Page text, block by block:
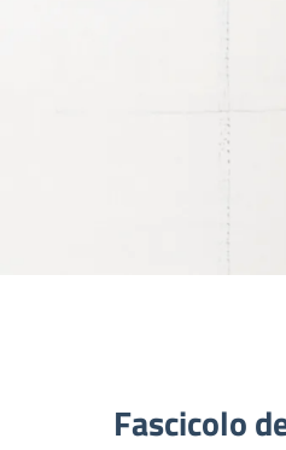
Fascicolo